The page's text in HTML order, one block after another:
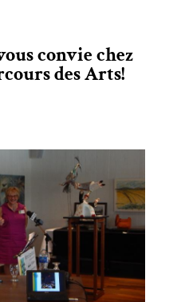
convie chez
des Arts!